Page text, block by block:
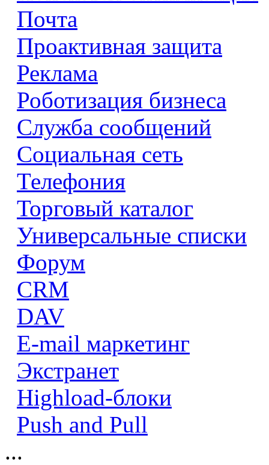
Почта
Проактивная защита
Реклама
Роботизация бизнеса
Служба сообщений
Социальная сеть
Телефония
Торговый каталог
Универсальные списки
Форум
CRM
DAV
E-mail маркетинг
Экстранет
Highload-блоки
Push and Pull
...